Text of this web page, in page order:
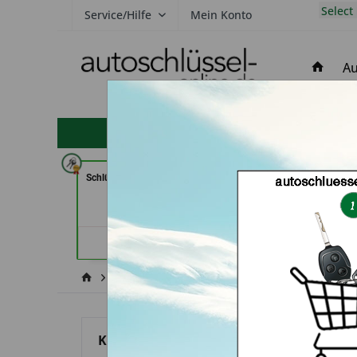
Service/Hilfe Mein Konto Select
hohe Kundenzufriedenheit
Schlüssel-Welt bei Meister Grüner
KEYHERO
Keine
Sorento
Kategorien